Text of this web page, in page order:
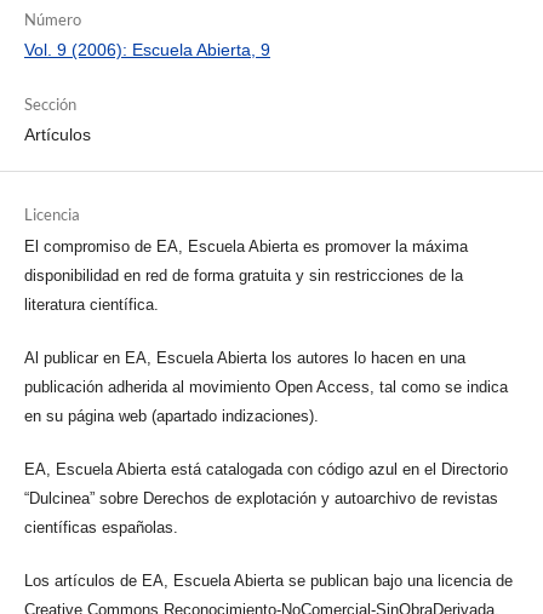
Número
Vol. 9 (2006): Escuela Abierta, 9
Sección
Artículos
Licencia
El compromiso de EA, Escuela Abierta es promover la máxima
disponibilidad en red de forma gratuita y sin restricciones de la
literatura científica.
Al publicar en EA, Escuela Abierta los autores lo hacen en una
publicación adherida al movimiento Open Access, tal como se indica
en su página web (apartado indizaciones).
EA, Escuela Abierta está catalogada con código azul en el Directorio
“Dulcinea” sobre Derechos de explotación y autoarchivo de revistas
científicas españolas.
Los artículos de EA, Escuela Abierta se publican bajo una licencia de
Creative Commons Reconocimiento-NoComercial-SinObraDerivada.